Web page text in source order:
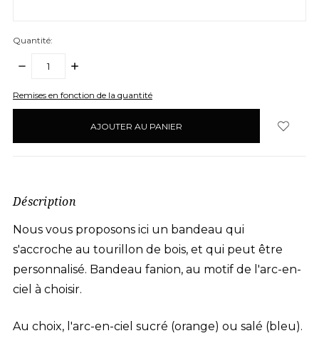
Quantité:
DIMINUER
AUGMENTER
items
en
Remises en fonction de la quantité
Déscription
Nous vous proposons ici un bandeau qui
s'accroche au tourillon de bois, et qui peut être
personnalisé. Bandeau fanion, au motif de l'arc-en-
ciel à choisir.
Au choix, l'arc-en-ciel sucré (orange) ou salé (bleu).